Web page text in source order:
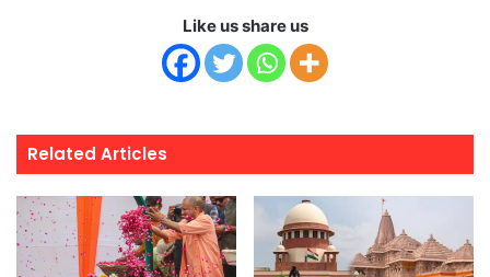
Like us share us
Related Articles